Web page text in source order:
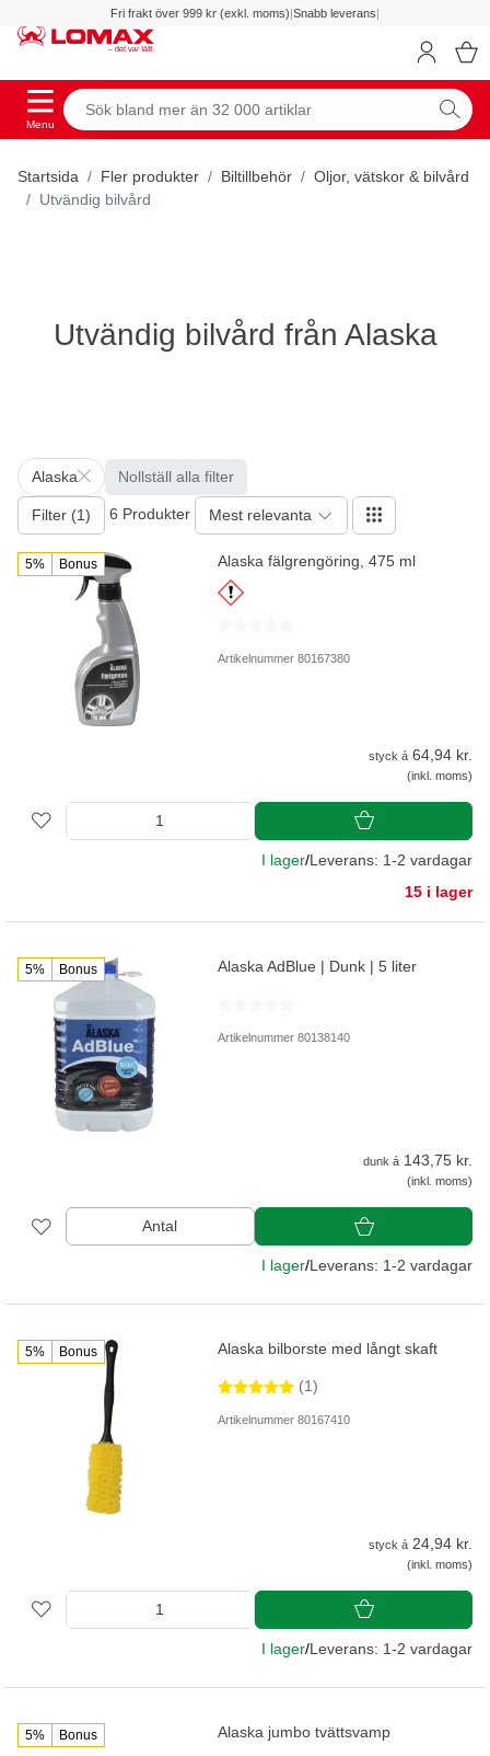
Fri frakt över 999 kr (exkl. moms)|Snabb leverans|
Menu
Startsida Fler produkter Biltillbehör
Oljor, vätskor & bilvård
Utvändig bilvård
Utvändig bilvård från Alaska
Alaska Nollställ alla filter
Filter (1) 6 Produkter Mest relevanta
5% Bonus Alaska fälgrengöring, 475 ml
Artikelnummer 80167380
styck á 64,94 kr.
(inkl. moms)
I lager/Leverans: 1-2 vardagar
15 i lager
5% Bonus Alaska AdBlue | Dunk | 5 liter
Artikelnummer 80138140
dunk á 143,75 kr.
(inkl. moms)
Antal
I lager/Leverans: 1-2 vardagar
5% Bonus Alaska bilborste med långt skaft
(1)
Artikelnummer 80167410
styck á 24,94 kr.
(inkl. moms)
I lager/Leverans: 1-2 vardagar
5% Bonus Alaska jumbo tvättsvamp